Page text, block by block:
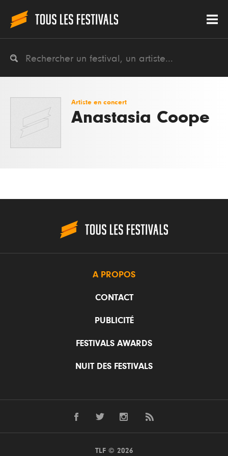
Artiste en concert
Anastasia Coope
A PROPOS
CONTACT
PUBLICITÉ
FESTIVALS AWARDS
NUIT DES FESTIVALS
TLF © 2026